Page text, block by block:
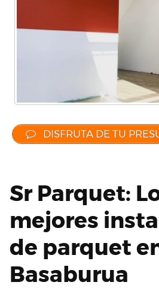
DISFRUTA DE TU
Sr Parquet:
mejores
de parquet
Basaburua